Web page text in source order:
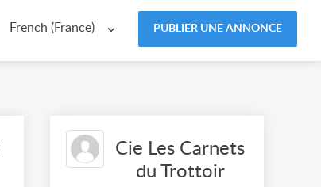
French (France) PUBLIER UNE ANNONCE
Cie Les Carnets
du Trottoir